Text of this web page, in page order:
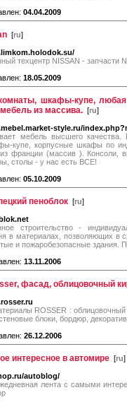
04.04.2009
[ru]
техцентр NISSAN - запчасти
18.05.2009
шкафы-купе,
из массива. [ru]
style.ru/
мебель высшего
купе, корпусные шкафы по
франции (массив ). Консоли,
столы - у нас есть ВСЕ!
05.10.2009
пеноблок [ru]
строительство -
в материалах, позволяющих в
и пожаробезопасные здания.
13.11.2006
фасад, облицовочный
ROSSER : облицовочный
блоки, бордюр,
26.12.2006
интересное в автомире [ru]
autoblog/
лента с самыми